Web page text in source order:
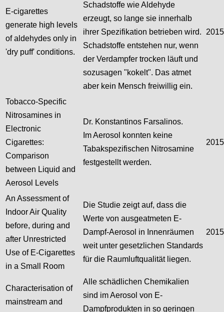
E-cigarettes
generate high levels
of aldehydes only in
'dry puff' conditions.
Schadstoffe wie Aldehyde
erzeugt, so lange sie innerhalb
ihrer Spezifikation betrieben wird.
Schadstoffe entstehen nur, wenn
der Verdampfer trocken läuft und
sozusagen "kokelt". Das atmet
aber kein Mensch freiwillig ein.
2015
Tobacco-Specific
Nitrosamines in
Electronic
Cigarettes:
Comparison
between Liquid and
Aerosol Levels
Dr. Konstantinos Farsalinos.
Im Aerosol konnten keine
Tabakspezifischen Nitrosamine
festgestellt werden.
2015
An Assessment of
Indoor Air Quality
before, during and
after Unrestricted
Use of E-Cigarettes
in a Small Room
Die Studie zeigt auf, dass die
Werte von ausgeatmeten E-
Dampf-Aerosol in Innenräumen
weit unter gesetzlichen Standards
für die Raumluftqualität liegen.
2015
Characterisation of
mainstream and
Alle schädlichen Chemikalien
sind im Aerosol von E-
Dampfprodukten in so geringen